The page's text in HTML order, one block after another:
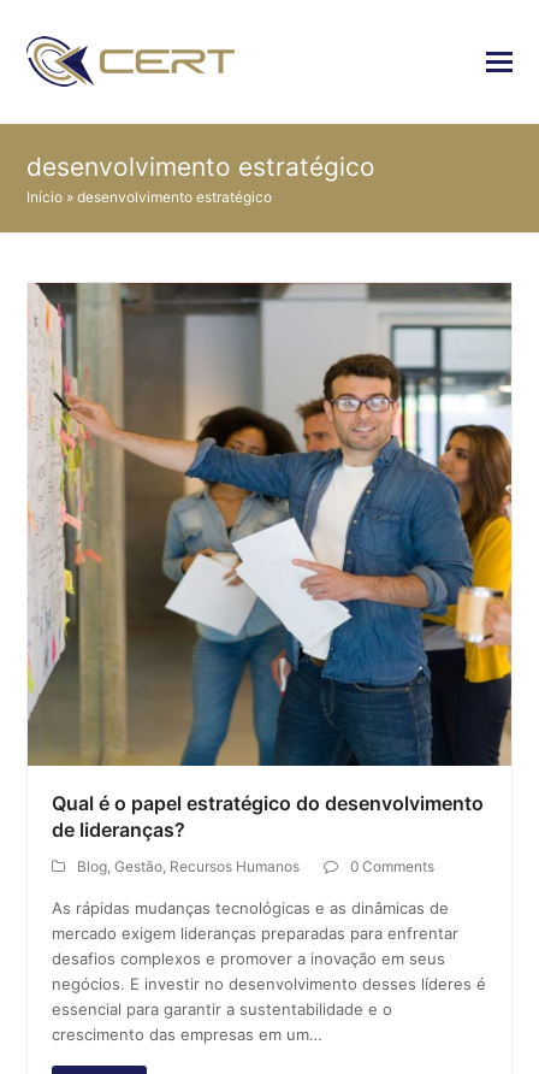
desenvolvimento estratégico
Início »desenvolvimento estratégico
Qual é o papel estratégico do desenvolvimento
de lideranças?
Blog,Gestão, Recursos Humanos 0 Comments
As rápidas mudanças tecnológicas e as dinâmicas de
mercado exigem lideranças preparadas para enfrentar
desafios complexos e promover a inovação em seus
negócios. E investir no desenvolvimento desses líderes é
essencial para garantir a sustentabilidade e o
crescimento das empresas em um…